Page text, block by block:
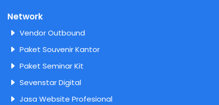
Network
Vendor Outbound
Paket Souvenir Kantor
Paket Seminar Kit
Sevenstar Digital
Jasa Website Profesional